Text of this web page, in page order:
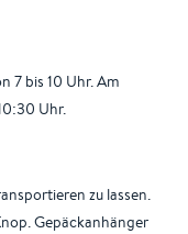
7 bis 10 Uhr. Am
Uhr.
zu lassen.
Gepäckanhänger